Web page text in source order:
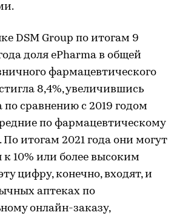
DSM Group по итогам 9
доля ePharma в общей
фармацевтического
8,4%, увеличившись
по сравнению с 2019 годом
по фармацевтическому
итогам 2021 года они могут
к 10% или более высоким
цифру, конечно, входят, и
аптеках по
онлайн-заказу,